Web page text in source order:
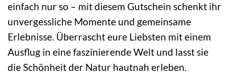
einfach nur so – mit diesem Gutschein schenkt ihr
unvergessliche Momente und gemeinsame
Erlebnisse. Überrascht eure Liebsten mit einem
Ausflug in eine faszinierende Welt und lasst sie
die Schönheit der Natur hautnah erleben.